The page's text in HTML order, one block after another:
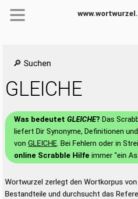
🔎 Suchen
GLEICHE
Was bedeutet GLEICHE? Das
liefert Dir Synonyme, Definitionen
von GLEICHE. Bei Fehlern oder in
online Scrabble Hilfe immer "ein
Wortwurzel zerlegt den Wortkorpus von
Bestandteile und durchsucht das